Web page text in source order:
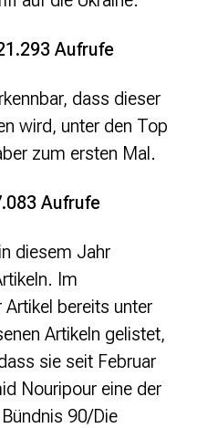
Aufrufe
dass dieser
wird, unter den Top
zum ersten Mal.
Aufrufe
diesem Jahr
Im
bereits unter
Artikeln gelistet,
sie seit Februar
Nouripour eine der
90/Die